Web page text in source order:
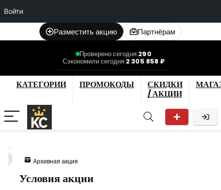
Войти
Разместить акцию Партнёрам
Проверено сегодня:290
Сэкономили сегодня:2 305 858 ₽
КАТЕГОРИИ ПРОМОКОДЫ
СКИДКИ
/ АКЦИИ
Архивная акция
Условия акции